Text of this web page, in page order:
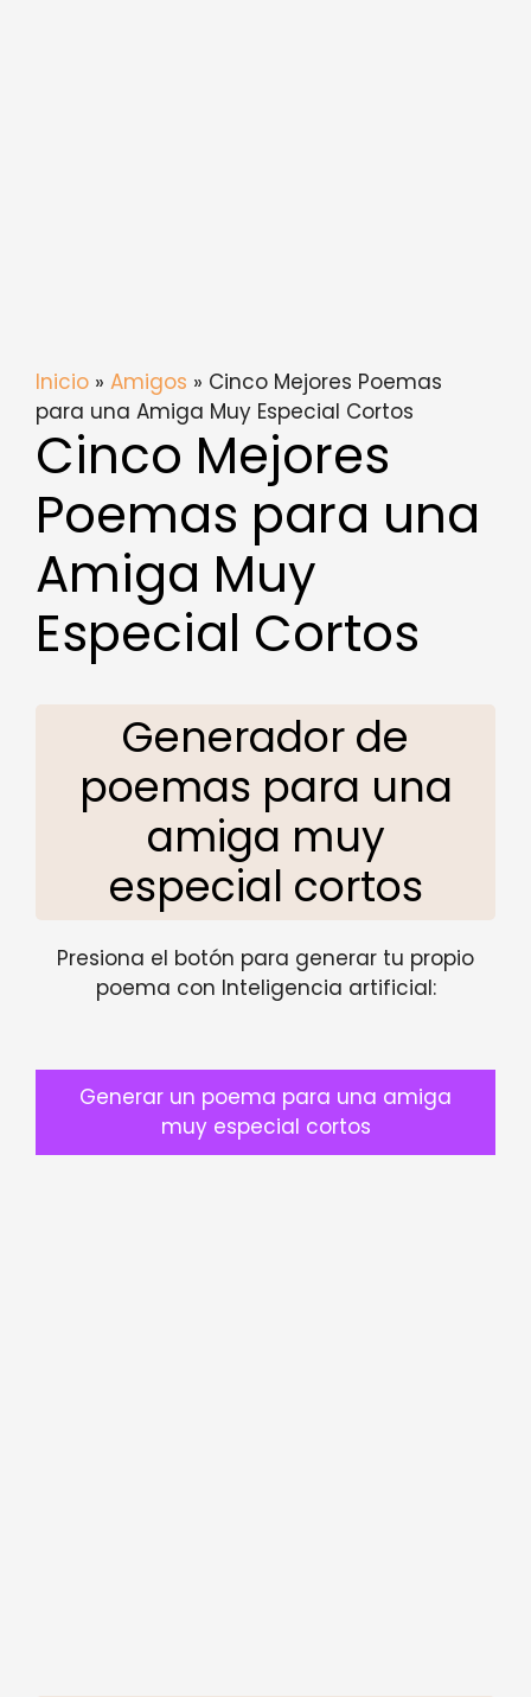
Inicio » Amigos » Cinco Mejores Poemas
para una Amiga Muy Especial Cortos
Cinco Mejores
Poemas para una
Amiga Muy
Especial Cortos
Generador de
poemas para una
amiga muy
especial cortos
Presiona el botón para generar tu propio
poema con Inteligencia artificial:
Generar un poema para una amiga
muy especial cortos